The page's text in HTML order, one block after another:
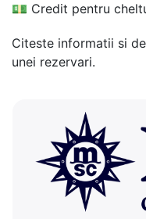
💵 Credit pentru
Citeste informatii si
unei rezervari.